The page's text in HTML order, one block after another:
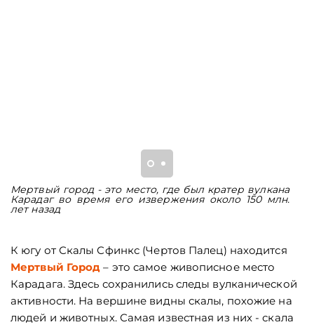
Мертвый город - это место, где был кратер вулкана
Карадаг во время его извержения около 150 млн.
лет назад
К югу от Скалы Сфинкс (Чертов Палец) находится
Мертвый Город – это самое живописное место
Карадага. Здесь сохранились следы вулканической
активности. На вершине видны скалы, похожие на
людей и животных. Самая известная из них - скала